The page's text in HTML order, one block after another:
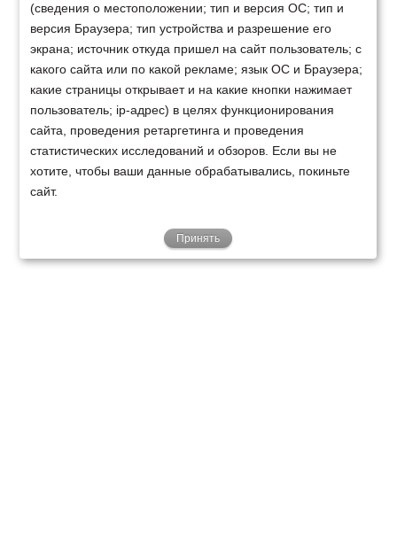
(сведения о местоположении; тип и версия ОС; тип и
версия Браузера; тип устройства и разрешение его
экрана; источник откуда пришел на сайт пользователь; с
какого сайта или по какой рекламе; язык ОС и Браузера;
какие страницы открывает и на какие кнопки нажимает
пользователь; ip-адрес) в целях функционирования
сайта, проведения ретаргетинга и проведения
статистических исследований и обзоров. Если вы не
хотите, чтобы ваши данные обрабатывались, покиньте
сайт.
Принять